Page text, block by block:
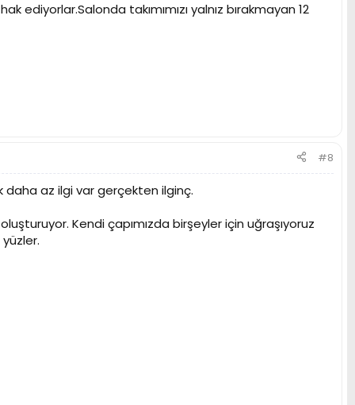
ediyorlar.Salonda takımımızı yalnız bırakmayan 12
#8
az ilgi var gerçekten ilginç.
oluşturuyor. Kendi çapımızda birşeyler için uğraşıyoruz